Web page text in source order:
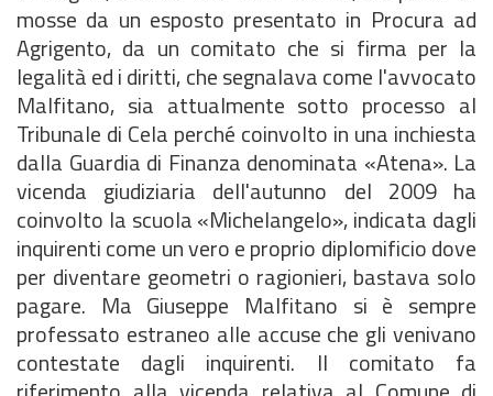
mosse da un esposto presentato in Procura ad
Agrigento, da un comitato che si firma per la
legalità ed i diritti, che segnalava come l'avvocato
Malfitano, sia attualmente sotto processo al
Tribunale di Cela perché coinvolto in una inchiesta
dalla Guardia di Finanza denominata «Atena». La
vicenda giudiziaria dell'autunno del 2009 ha
coinvolto la scuola «Michelangelo», indicata dagli
inquirenti come un vero e proprio diplomificio dove
per diventare geometri o ragionieri, bastava solo
pagare. Ma Giuseppe Malfitano si è sempre
professato estraneo alle accuse che gli venivano
contestate dagli inquirenti. Il comitato fa